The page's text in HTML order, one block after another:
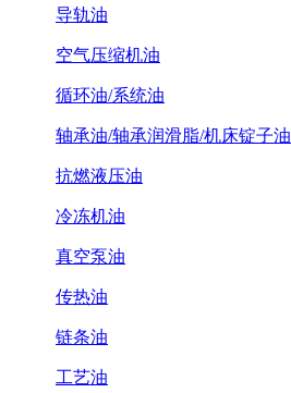
导轨油
空气压缩机油
循环油/系统油
轴承油/轴承润滑脂/机床锭子油
抗燃液压油
冷冻机油
真空泵油
传热油
链条油
工艺油